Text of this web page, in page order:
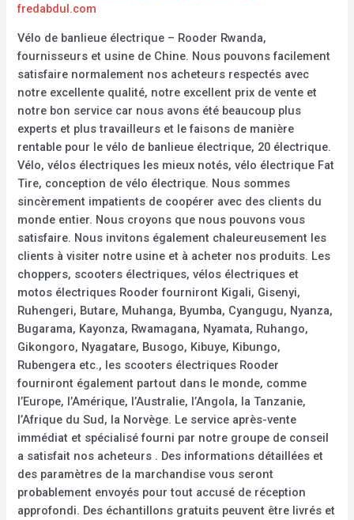
fredabdul.com
Vélo de banlieue électrique – Rooder Rwanda,
fournisseurs et usine de Chine. Nous pouvons facilement
satisfaire normalement nos acheteurs respectés avec
notre excellente qualité, notre excellent prix de vente et
notre bon service car nous avons été beaucoup plus
experts et plus travailleurs et le faisons de manière
rentable pour le vélo de banlieue électrique, 20 électrique.
Vélo, vélos électriques les mieux notés, vélo électrique Fat
Tire, conception de vélo électrique. Nous sommes
sincèrement impatients de coopérer avec des clients du
monde entier. Nous croyons que nous pouvons vous
satisfaire. Nous invitons également chaleureusement les
clients à visiter notre usine et à acheter nos produits. Les
choppers, scooters électriques, vélos électriques et
motos électriques Rooder fourniront Kigali, Gisenyi,
Ruhengeri, Butare, Muhanga, Byumba, Cyangugu, Nyanza,
Bugarama, Kayonza, Rwamagana, Nyamata, Ruhango,
Gikongoro, Nyagatare, Busogo, Kibuye, Kibungo,
Rubengera etc., les scooters électriques Rooder
fourniront également partout dans le monde, comme
l’Europe, l’Amérique, l’Australie, l’Angola, la Tanzanie,
l’Afrique du Sud, la Norvège. Le service après-vente
immédiat et spécialisé fourni par notre groupe de conseil
a satisfait nos acheteurs . Des informations détaillées et
des paramètres de la marchandise vous seront
probablement envoyés pour tout accusé de réception
approfondi. Des échantillons gratuits peuvent être livrés et